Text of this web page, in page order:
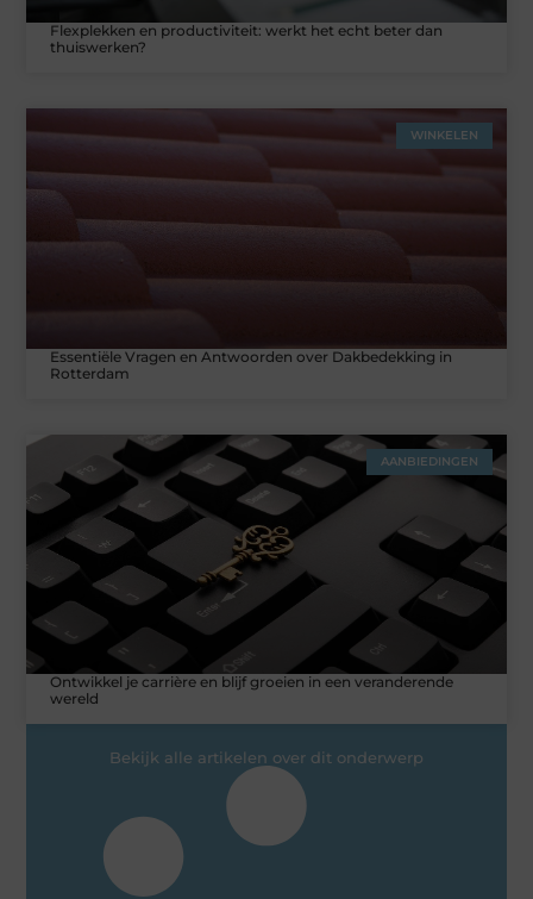
Flexplekken en productiviteit: werkt het echt beter dan
thuiswerken?
WINKELEN
Essentiële Vragen en Antwoorden over Dakbedekking in
Rotterdam
AANBIEDINGEN
Ontwikkel je carrière en blijf groeien in een veranderende
wereld
Bekijk alle artikelen over dit onderwerp